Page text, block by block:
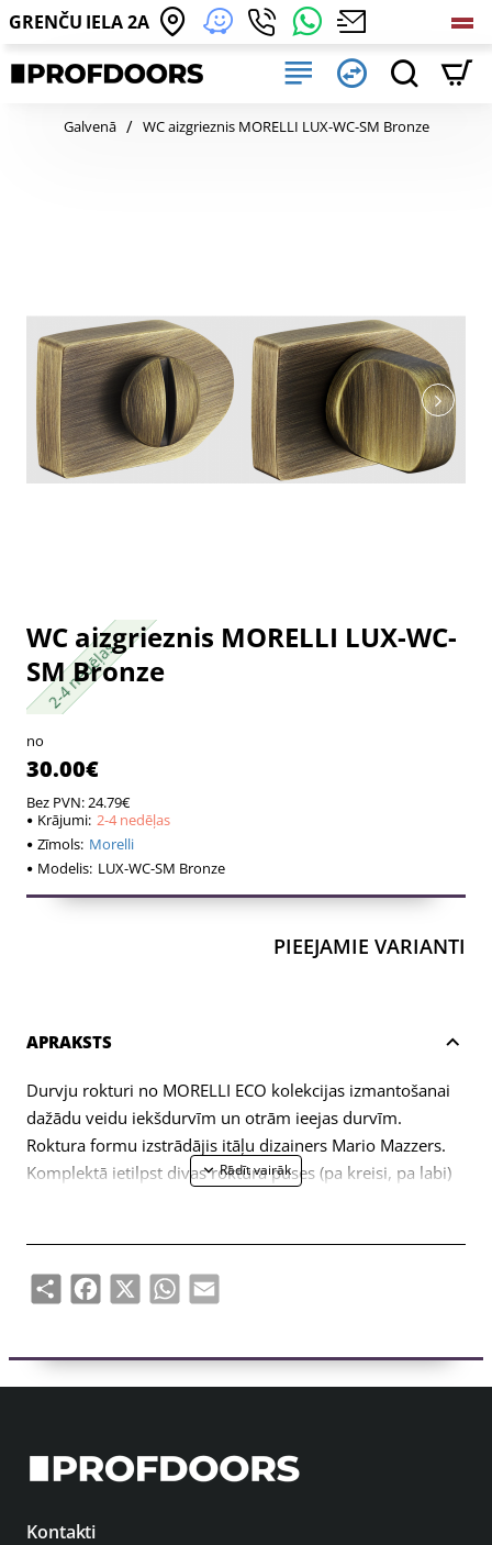
GRENČU IELA 2A
GalvenāhomeWC aizgrieznis MORELLI LUX-WC-SM Bronze
2-4 nedēļas
2-4 nedēļas
WC aizgrieznis MORELLI LUX-WC-
SM Bronze
no
30.00€
Bez PVN: 24.79€
Krājumi: 2-4 nedēļas
Zīmols: Morelli
Modelis: LUX-WC-SM Bronze
PIEEJAMIE VARIANTI
APRAKSTS
Durvju rokturi no MORELLI ECO kolekcijas izmantošanai
dažādu veidu iekšdurvīm un otrām ieejas durvīm.
Roktura formu izstrādājis itāļu dizainers Mario Mazzers.
Komplektā ietilpst divas roktura puses (pa kreisi, pa labi)
ShareFacebook
X WhatsApp
Email
Kontakti